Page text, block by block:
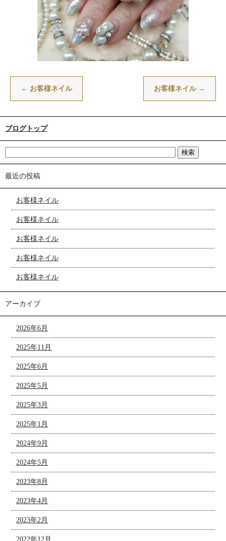
← お客様ネイル お客様ネイル →
ブログトップ
最近の投稿
お客様ネイル
お客様ネイル
お客様ネイル
お客様ネイル
お客様ネイル
アーカイブ
2026年6月
2025年11月
2025年6月
2025年5月
2025年3月
2025年1月
2024年9月
2024年5月
2023年8月
2023年4月
2023年2月
2022年12月